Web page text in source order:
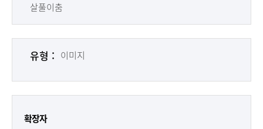
살풀이춤
유형 : 이미지
확장자